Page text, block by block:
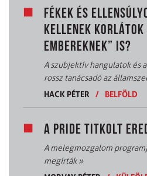
FÉKEK ÉS
KELLENEK KORLÁTOK
EMBEREKNEK” IS?
A szubjektív hangulatok és
rossz tanácsadó az
HACK PÉTER
/ BELFÖLD
A PRIDE TITKOLT
A melegmozgalom
megírták»